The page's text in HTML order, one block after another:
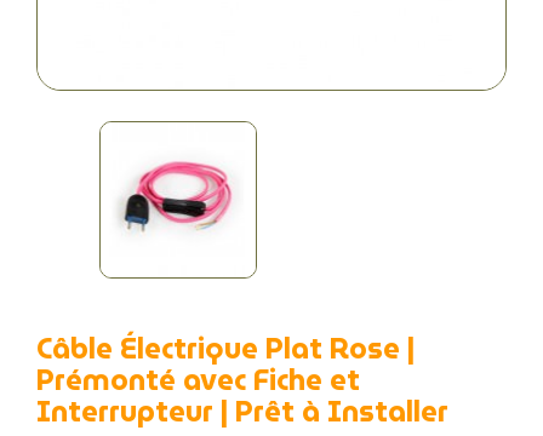
Câble Électrique Plat Rose |
Prémonté avec Fiche et
Interrupteur | Prêt à Installer